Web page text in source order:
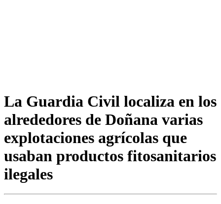
La Guardia Civil localiza en los
alrededores de Doñana varias
explotaciones agrícolas que
usaban productos fitosanitarios
ilegales